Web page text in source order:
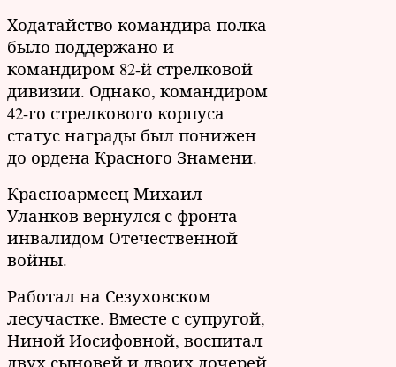
Ходатайство командира полка
было поддержано и
командиром 82-й стрелковой
дивизии. Однако, командиром
42-го стрелкового корпуса
статус награды был понижен
до ордена Красного Знамени.
Красноармеец Михаил
Уланков вернулся с фронта
инвалидом Отечественной
войны.
Работал на Сезуховском
лесучастке. Вместе с супругой,
Ниной Иосифовной, воспитал
двух сыновей и двоих дочерей.